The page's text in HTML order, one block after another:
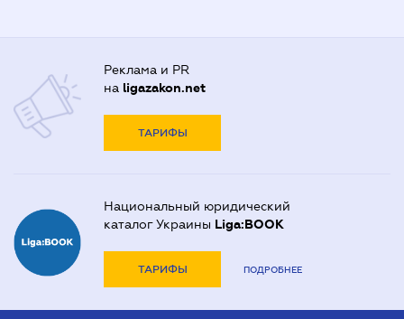
Реклама и PR
на ligazakon.net
ТАРИФЫ
Национальный юридический
каталог Украины Liga:BOOK
ТАРИФЫ ПОДРОБНЕЕ